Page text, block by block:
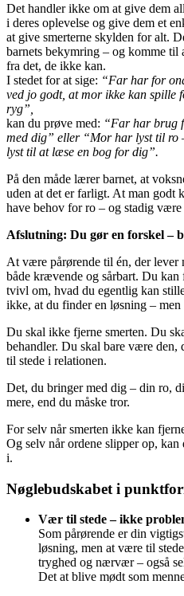
Det handler ikke om at give dem
i deres oplevelse og give dem et
at give smerterne skylden for alt.
barnets bekymring – og komme til
fra det, de ikke kan.
I stedet for at sige: “Far har for
ved jo godt, at mor ikke kan spille
ryg”,
kan du prøve med: “Far har brug
med dig” eller “Mor har lyst til ro
lyst til at læse en bog for dig”.
På den måde lærer barnet, at
uden at det er farligt. At man godt
have behov for ro – og stadig
Afslutning: Du gør en forskel –
At være pårørende til én, der lever
både krævende og sårbart. Du
tvivl om, hvad du egentlig kan
ikke, at du finder en løsning –
Du skal ikke fjerne smerten. Du
behandler. Du skal bare være
til stede i relationen.
Det, du bringer med dig – din ro,
mere, end du måske tror.
For selv når smerten ikke kan
Og selv når ordene slipper op,
i.
Nøglebudskabet i
Vær til stede – ikke
Som pårørende er din
løsning, men at være til
tryghed og nærvær – også
Det at blive mødt som